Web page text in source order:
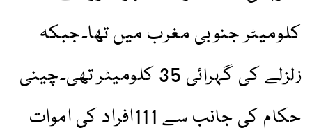
کلومیٹر جنوبی مغرب میں تھا۔جبکہ
زلزلے کی گہرائی 35 کلومیٹر تھی۔چینی
حکام کی جانب سے 111افراد کی اموات